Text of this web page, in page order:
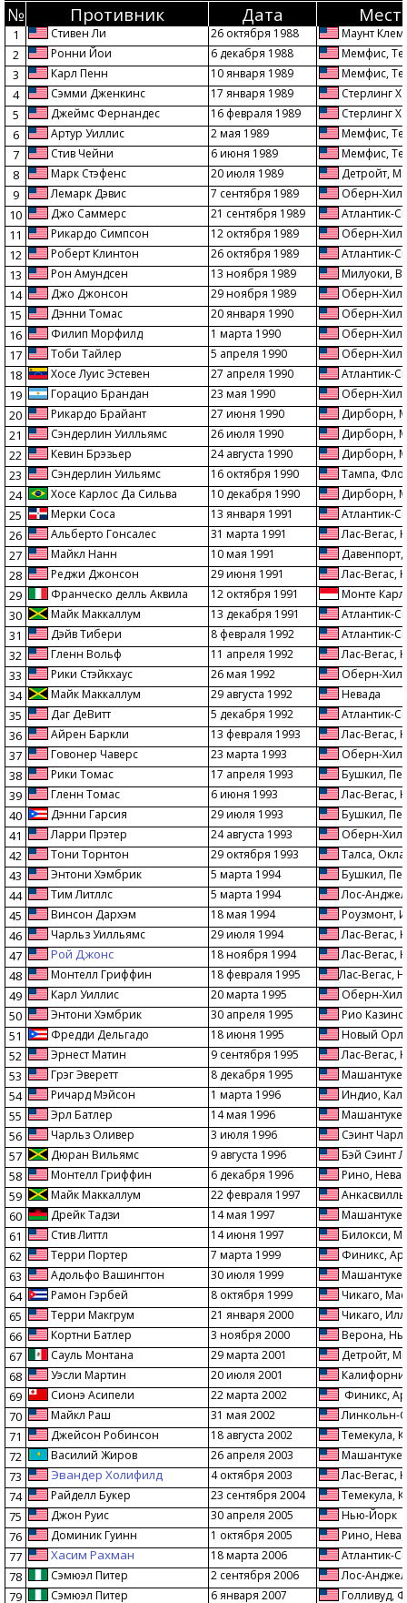
№ Противник Дата
1 Стивен Ли 26 октября 1988 Маунт
2 Ронни Йои 6 декабря 1988 Мемфис,
3 Карл Пенн 10 января 1989 Мемфис,
4 Сэмми Дженкинс 17 января 1989 Стерлинг
5 Джеймс Фернандес 16 февраля 1989 Стерлинг
6 Артур Уиллис 2 мая 1989 Мемфис,
7 Стив Чейни 6 июня 1989 Мемфис,
8 Марк Стэфенс 20 июля 1989 Детройт,
9 Лемарк Дэвис 7 сентября 1989 Оберн-
10 Джо Саммерс 21 сентября 1989 Атлантик-
11 Рикардо Симпсон 12 октября 1989 Оберн-
12 Роберт Клинтон 26 октября 1989 Атлантик-
13 Рон Амундсен 13 ноября 1989 Милуоки,
14 Джо Джонсон 29 ноября 1989 Оберн-
15 Дэнни Томас 20 января 1990 Оберн-
16 Филип Морфилд 1 марта 1990 Оберн-
17 Тоби Тайлер 5 апреля 1990 Оберн-
18 Хосе Луис Эстевен 27 апреля 1990 Атлантик-
19 Горацио Брандан 23 мая 1990 Оберн-
20 Рикардо Брайант 27 июня 1990 Дирборн,
21 Сэндерлин Уилльямс 26 июля 1990 Дирборн,
22 Кевин Брэзьер 24 августа 1990 Дирборн,
23 Сэндерлин Уильямс 16 октября 1990 Тампа,
24 Хосе Карлос Да Сильва 10 декабря 1990 Дирборн,
25 Мерки Соса 13 января 1991 Атлантик-
26 Альберто Гонсалес 31 марта 1991 Лас-Вегас,
27 Майкл Нанн 10 мая 1991
28 Реджи Джонсон 29 июня 1991 Лас-Вегас,
29 Франческо делль Аквила 12 октября 1991 Монте
30 Майк Маккаллум 13 декабря 1991 Атлантик-
31 Дэйв Тибери 8 февраля 1992 Атлантик-
32 Гленн Вольф 11 апреля 1992 Лас-Вегас,
33 Рики Стэйкхаус 26 мая 1992 Оберн-
34 Майк Маккаллум 29 августа 1992 Невада
35 Даг ДеВитт 5 декабря 1992 Атлантик-
36 Айрен Баркли 13 февраля 1993 Лас-Вегас,
37 Говонер Чаверс 23 марта 1993 Оберн-
38 Рики Томас 17 апреля 1993 Бушкил,
39 Гленн Томас 6 июня 1993 Лас-Вегас,
40 Дэнни Гарсия 29 июля 1993 Бушкил,
41 Ларри Прэтер 24 августа 1993 Оберн-
42 Тони Торнтон 29 октября 1993 Талса,
43 Энтони Хэмбрик 5 марта 1994 Бушкил,
44 Тим Литллс 5 марта 1994 Лос-
45 Винсон Дархэм 18 мая 1994 Роузмонт,
46 Чарльз Уилльямс 29 июля 1994 Лас-Вегас,
47 Рой Джонс 18 ноября 1994 Лас-Вегас,
48 Монтелл Гриффин 18 февраля 1995 Лас-Вегас,
49 Карл Уиллис 20 марта 1995 Оберн-
50 Энтони Хэмбрик 30 апреля 1995 Рио
51 Фредди Дельгадо 18 июня 1995 Новый
52 Эрнест Матин 9 сентября 1995 Лас-Вегас,
53 Грэг Эверетт 8 декабря 1995
54 Ричард Мэйсон 1 марта 1996 Индио,
55 Эрл Батлер 14 мая 1996
56 Чарльз Оливер 3 июля 1996 Сэинт
57 Дюран Вильямс 9 августа 1996 Бэй Сэинт
58 Монтелл Гриффин 6 декабря 1996 Рино,
59 Майк Маккаллум 22 февраля 1997
60 Дрейк Тадзи 14 мая 1997
61 Стив Литтл 14 июня 1997 Билокси,
62 Терри Портер 7 марта 1999 Финикс,
63 Адольфо Вашингтон 30 июля 1999
64 Рамон Гэрбей 8 октября 1999 Чикаго,
65 Терри Макгрум 21 января 2000 Чикаго,
66 Кортни Батлер 3 ноября 2000 Верона,
67 Сауль Монтана 29 марта 2001 Детройт,
68 Уэсли Мартин 20 июля 2001
69 Сионэ Асипели 22 марта 2002 Финикс,
70 Майкл Раш 31 мая 2002 Линкольн-
71 Джейсон Робинсон 18 августа 2002 Темекула,
72 Василий Жиров 26 апреля 2003
73 Эвандер Холифилд 4 октября 2003 Лас-Вегас,
74 Райделл Букер 23 сентября 2004 Темекула,
75 Джон Руис 30 апреля 2005 Нью-Йорк
76 Доминик Гуинн 1 октября 2005 Рино,
77 Хасим Рахман 18 марта 2006 Атлантик-
78 Сэмюэл Питер 2 сентября 2006 Лос-
79 Сэмюэл Питер 6 января 2007 Голливуд,